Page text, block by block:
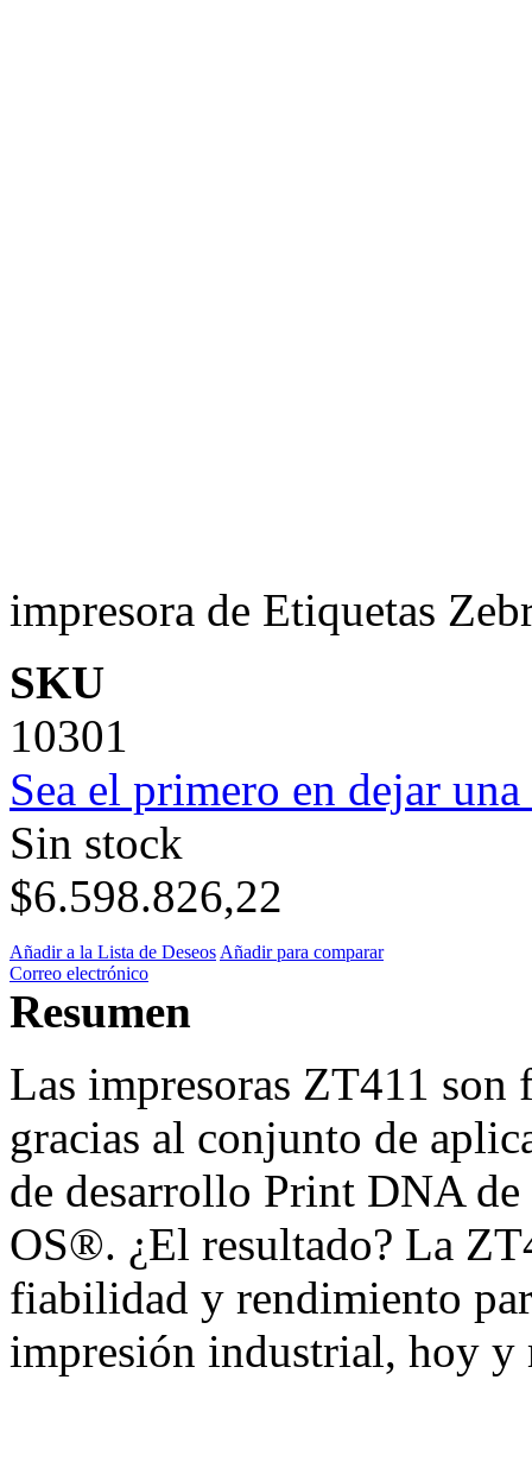
impresora de Etiquetas
SKU
10301
Sea el primero en dejar
Sin stock
$6.598.826,22
Añadir a la Lista de Deseos Añadir para comparar
Correo electrónico
Resumen
Las impresoras ZT411
gracias al conjunto de
de desarrollo Print DNA
OS®. ¿El resultado? La
fiabilidad y rendimiento
impresión industrial, hoy y